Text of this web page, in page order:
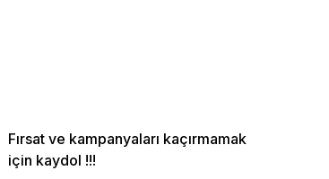
Fırsat ve kampanyaları kaçırmamak
için kaydol !!!